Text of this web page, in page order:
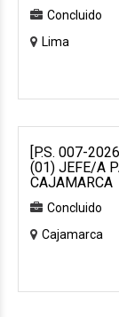
Concluido
Lima
[P.S. 007-
(01) JEFE/A
CAJAMARCA
Concluido
Cajamarca